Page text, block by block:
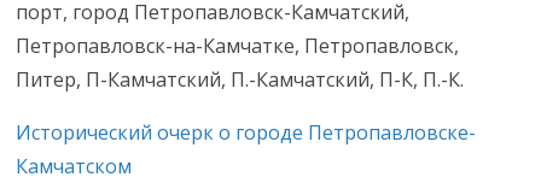
порт, город Петропавловск-Камчатский,
Петропавловск-на-Камчатке, Петропавловск,
Питер, П-Камчатский, П.-Камчатский, П-К, П.-К.
Исторический очерк о городе Петропавловске-
Камчатском